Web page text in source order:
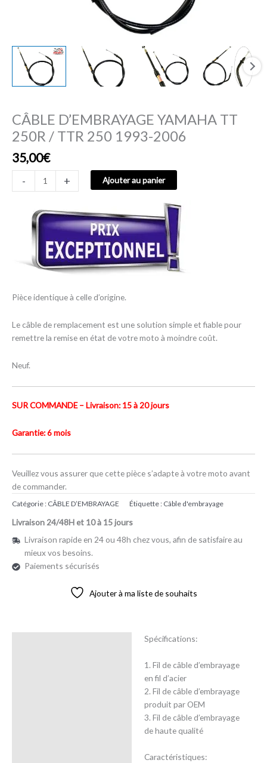
CÂBLE D’EMBRAYAGE YAMAHA TT
250R / TTR 250 1993-2006
35,00€
- + Ajouter au panier
Pièce identique à celle d’origine.
Le câble de remplacement est une solution simple et fiable pour
remettre la remise en état de votre moto à moindre coût.
Neuf.
SUR COMMANDE – Livraison: 15 à 20 jours
Garantie: 6 mois
Veuillez vous assurer que cette pièce s’adapte à votre moto avant
de commander.
Catégorie : CÂBLE D’EMBRAYAGE Étiquette : Câble d'embrayage
Livraison 24/48H et 10 à 15 jours
Livraison rapide en 24 ou 48h chez vous, afin de satisfaire au
mieux vos besoins.
Paiements sécurisés
Ajouter à ma liste de souhaits
Spécifications:
1. Fil de câble d’embrayage
en fil d’acier
2. Fil de câble d’embrayage
produit par OEM
3. Fil de câble d’embrayage
de haute qualité
Caractéristiques: